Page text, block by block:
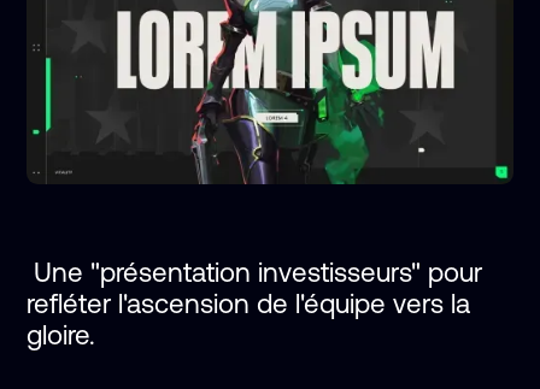
refléter l'ascension de l'équipe vers la
gloire.